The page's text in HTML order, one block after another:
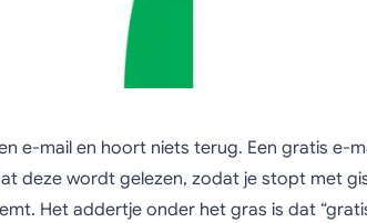
e-mail en hoort niets terug. Een gratis e-
deze wordt gelezen, zodat je stopt met
Het addertje onder het gras is dat